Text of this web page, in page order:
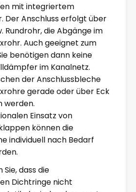
mit integriertem
Der Anschluss erfolgt über
Rundrohr, die Abgänge im
Auch geeignet zum
benötigen dann keine
im Kanalnetz.
der Anschlussbleche
gerade oder über Eck
werden.
Einsatz von
können die
individuell nach Bedarf
dass die
Dichtringe nicht